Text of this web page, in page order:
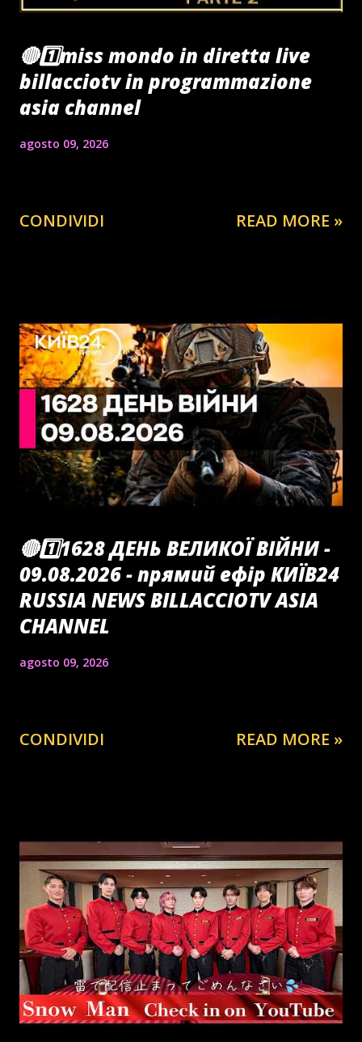
🔴1️⃣miss mondo in diretta live
billacciotv in programmazione
asia channel
agosto 09, 2026
CONDIVIDI READ MORE »
🔴1️⃣1628 ДЕНЬ ВЕЛИКОЇ ВІЙНИ -
09.08.2026 - прямий ефір КИЇВ24
RUSSIA NEWS BILLACCIOTV ASIA
CHANNEL
agosto 09, 2026
CONDIVIDI READ MORE »